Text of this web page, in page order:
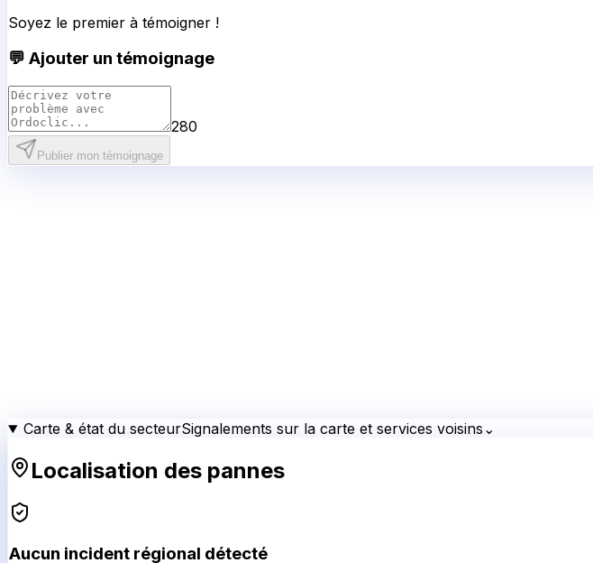
Soyez le premier à témoigner !
💬 Ajouter un témoignage
280
Publier mon témoignage
Carte & état du secteurSignalements sur la carte et services voisins ⌄
Localisation des pannes
Aucun incident régional détecté